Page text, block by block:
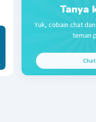
Tanya
Yuk, cobain chat
teman
Chat